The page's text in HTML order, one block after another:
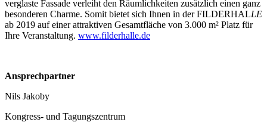
verglaste Fassade verleiht den Räumlichkeiten zusätzlich einen ganz
besonderen Charme. Somit bietet sich Ihnen in der FILDERHALLE
ab 2019 auf einer attraktiven Gesamtfläche von 3.000 m² Platz für
Ihre Veranstaltung. www.filderhalle.de
Ansprechpartner
Nils Jakoby
Kongress- und Tagungszentrum